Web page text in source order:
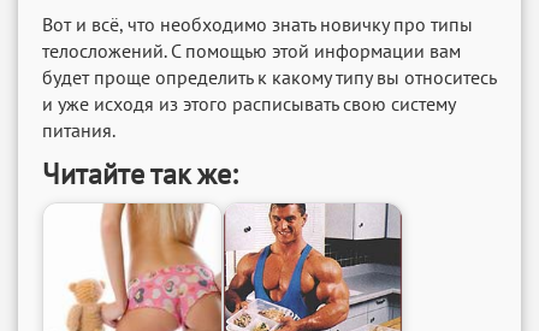
Вот и всё, что необходимо знать новичку про типы
телосложений. С помощью этой информации вам
будет проще определить к какому типу вы относитесь
и уже исходя из этого расписывать свою систему
питания.
Читайте так же: